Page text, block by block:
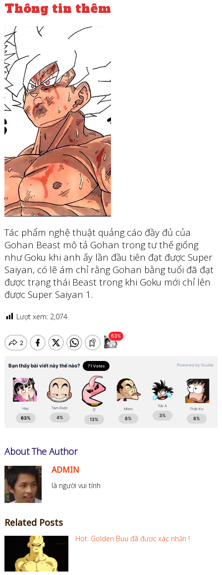
Thông tin thêm
Tác phẩm nghệ thuật quảng cáo đầy đủ của
Gohan Beast mô tả Gohan trong tư thế giống
như Goku khi anh ấy lần đầu tiên đạt được Super
Saiyan, có lẽ ám chỉ rằng Gohan bằng tuổi đã đạt
được trạng thái Beast trong khi Goku mới chỉ lên
được Super Saiyan 1.
Lượt xem: 2,074
About The Author
ADMIN
là người vui tính
Related Posts
Hot: Golden Buu đã được xác nhận !